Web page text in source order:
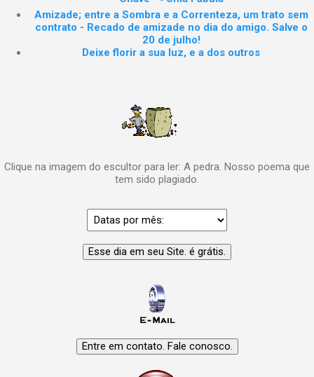
Amizade; entre a Sombra e a Correnteza, um trato sem
contrato - Recado de amizade no dia do amigo. Salve o
20 de julho!
Deixe florir a sua luz, e a dos outros
Clique na imagem do escultor para ler: A pedra. Nosso poema que
tem sido plagiado.